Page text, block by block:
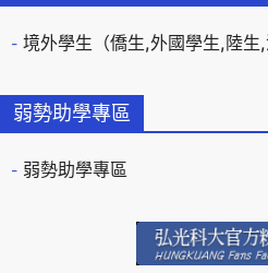
境外學生（僑生,外國學生,陸生,
弱勢助學專區
弱勢助學專區